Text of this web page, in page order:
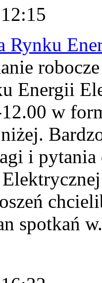
Rynku
Energii
w
i
spotkań